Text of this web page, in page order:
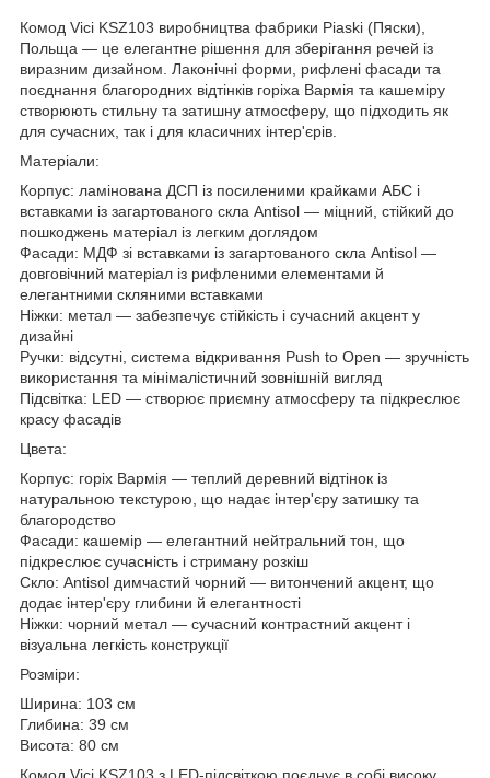
Комод Vici KSZ103 виробництва фабрики Piaski (Пяски),
Польща — це елегантне рішення для зберігання речей із
виразним дизайном. Лаконічні форми, рифлені фасади та
поєднання благородних відтінків горіха Вармія та кашеміру
створюють стильну та затишну атмосферу, що підходить як
для сучасних, так і для класичних інтер'єрів.
Матеріали:
Корпус: ламінована ДСП із посиленими крайками АБС і
вставками із загартованого скла Antisol — міцний, стійкий до
пошкоджень матеріал із легким доглядом
Фасади: МДФ зі вставками із загартованого скла Antisol —
довговічний матеріал із рифленими елементами й
елегантними скляними вставками
Ніжки: метал — забезпечує стійкість і сучасний акцент у
дизайні
Ручки: відсутні, система відкривання Push to Open — зручність
використання та мінімалістичний зовнішній вигляд
Підсвітка: LED — створює приємну атмосферу та підкреслює
красу фасадів
Цвета:
Корпус: горіх Вармія — теплий деревний відтінок із
натуральною текстурою, що надає інтер'єру затишку та
благородство
Фасади: кашемір — елегантний нейтральний тон, що
підкреслює сучасність і стриману розкіш
Скло: Antisol димчастий чорний — витончений акцент, що
додає інтер'єру глибини й елегантності
Ніжки: чорний метал — сучасний контрастний акцент і
візуальна легкість конструкції
Розміри:
Ширина: 103 см
Глибина: 39 см
Висота: 80 см
Комод Vici KSZ103 з LED-підсвіткою поєднує в собі високу